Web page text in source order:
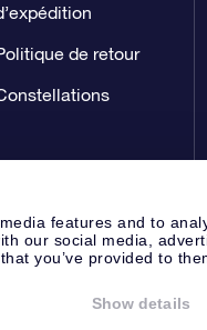
features and to
our social media,
you’ve provided to
Show details
de retour
de presseDéclaration